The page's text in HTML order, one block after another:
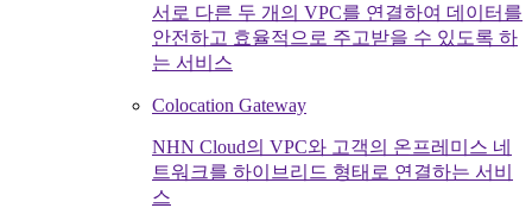
서로 다른 두 개의 VPC를 연결하여 데이터를
안전하고 효율적으로 주고받을 수 있도록 하
는 서비스
Colocation Gateway
NHN Cloud의 VPC와 고객의 온프레미스 네
트워크를 하이브리드 형태로 연결하는 서비
스